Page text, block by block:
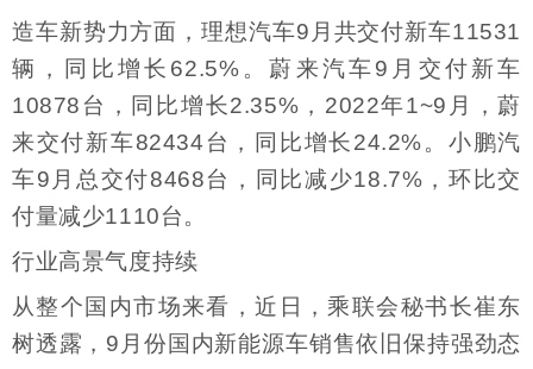
造车新势力方面，理想汽车9月共交付新车11531
辆，同比增长62.5%。蔚来汽车9月交付新车
10878台，同比增长2.35%，2022年1~9月，蔚
来交付新车82434台，同比增长24.2%。小鹏汽
车9月总交付8468台，同比减少18.7%，环比交
付量减少1110台。
行业高景气度持续
从整个国内市场来看，近日，乘联会秘书长崔东
树透露，9月份国内新能源车销售依旧保持强劲态